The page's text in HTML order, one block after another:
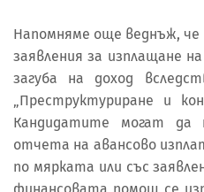
Напомняме още веднъж,
заявления за изплащане
загуба на доход
„Преструктуриране и
Кандидатите могат да
отчета на авансово
по мярката или със